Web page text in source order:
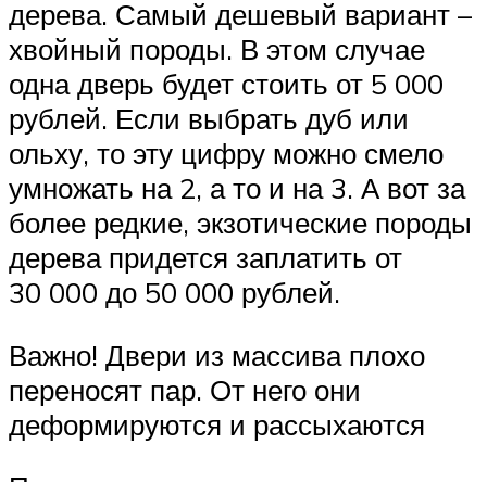
дерева. Самый дешевый вариант –
хвойный породы. В этом случае
одна дверь будет стоить от 5 000
рублей. Если выбрать дуб или
ольху, то эту цифру можно смело
умножать на 2, а то и на 3. А вот за
более редкие, экзотические породы
дерева придется заплатить от
30 000 до 50 000 рублей.
Важно! Двери из массива плохо
переносят пар. От него они
деформируются и рассыхаются